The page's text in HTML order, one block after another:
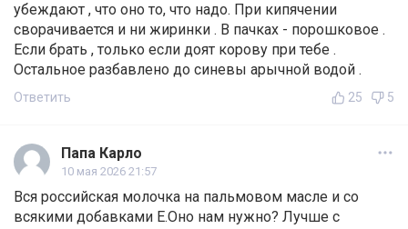
убеждают , что оно то, что надо. При кипячении
сворачивается и ни жиринки . В пачках - порошковое .
Если брать , только если доят корову при тебе .
Остальное разбавлено до синевы арычной водой .
Ответить 25 5
Папа Карло
10 мая 2026 21:57
Вся российская молочка на пальмовом масле и со
всякими добавками Е.Оно нам нужно? Лучше с